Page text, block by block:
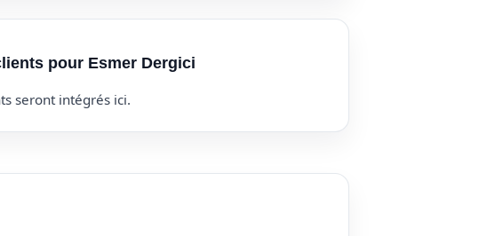
pour Esmer Dergici
seront intégrés ici.